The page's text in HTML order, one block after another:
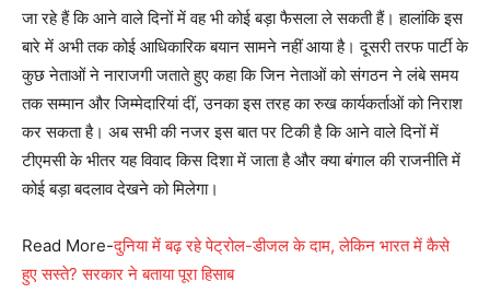
जा रहे हैं कि आने वाले दिनों में वह भी कोई बड़ा फैसला ले सकती हैं। हालांकि इस
बारे में अभी तक कोई आधिकारिक बयान सामने नहीं आया है। दूसरी तरफ पार्टी के
कुछ नेताओं ने नाराजगी जताते हुए कहा कि जिन नेताओं को संगठन ने लंबे समय
तक सम्मान और जिम्मेदारियां दीं, उनका इस तरह का रुख कार्यकर्ताओं को निराश
कर सकता है। अब सभी की नजर इस बात पर टिकी है कि आने वाले दिनों में
टीएमसी के भीतर यह विवाद किस दिशा में जाता है और क्या बंगाल की राजनीति में
कोई बड़ा बदलाव देखने को मिलेगा।
Read More-दुनिया में बढ़ रहे पेट्रोल-डीजल के दाम, लेकिन भारत में कैसे
हुए सस्ते? सरकार ने बताया पूरा हिसाब